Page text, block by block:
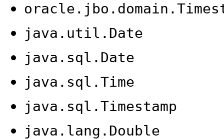
java.util.Date
java.sql.Date
java.sql.Time
java.sql.Timestamp
java.lang.Double